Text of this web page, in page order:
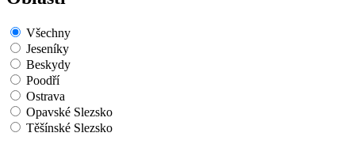
Všechny
Jeseníky
Beskydy
Poodří
Ostrava
Opavské Slezsko
Těšínské Slezsko